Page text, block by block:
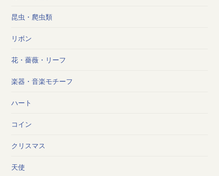
昆虫・爬虫類
リボン
花・薔薇・リーフ
楽器・音楽モチーフ
ハート
コイン
クリスマス
天使